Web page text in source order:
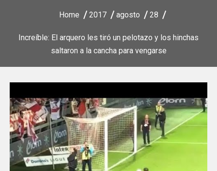
Home 2017 agosto 28
Increíble: El arquero les tiró un pelotazo y los hinchas
saltaron a la cancha para vengarse